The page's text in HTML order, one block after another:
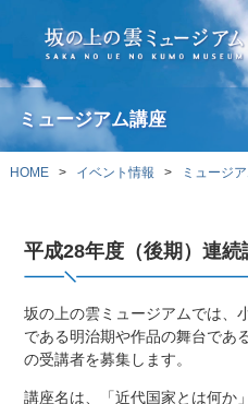
ミュージアム講座
HOME> イベント情報 > ミュージ
平成28年度（後期）連続
坂の上の雲ミュージアムでは、
である明治期や作品の舞台であ
の受講者を募集します。
講座名は、「近代国家とは何か